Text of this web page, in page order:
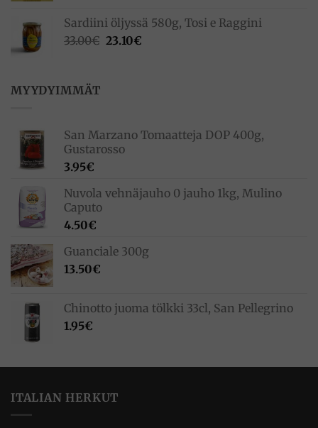
Sardiini öljyssä 580g, Tosi e Raggini
33.00€ Alkuperäinen
23.10€Nykyinen
MYYDYIMMÄT
San Marzano Tomaatteja DOP 400g,
Gustarosso
3.95€
Nuvola vehnäjauho 0 jauho 1kg, Mulino
Caputo
4.50€
Guanciale 300g
13.50€
Chinotto juoma tölkki 33cl, San Pellegrino
1.95€
ITALIAN HERKUT